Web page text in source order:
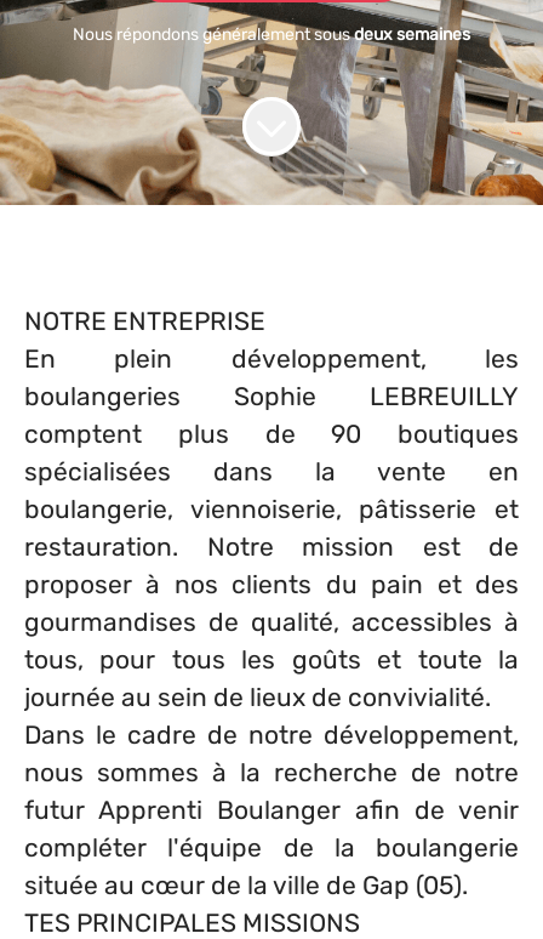
Nous répondons généralement sousdeux semaines
NOTRE ENTREPRISE
En plein développement, les
boulangeries Sophie LEBREUILLY
comptent plus de 90 boutiques
spécialisées dans la vente en
boulangerie, viennoiserie, pâtisserie et
restauration. Notre mission est de
proposer à nos clients du pain et des
gourmandises de qualité, accessibles à
tous, pour tous les goûts et toute la
journée au sein de lieux de convivialité.
Dans le cadre de notre développement,
nous sommes à la recherche de notre
futur Apprenti Boulanger afin de venir
compléter l'équipe de la boulangerie
située au cœur de la ville de Gap (05).
TES PRINCIPALES MISSIONS